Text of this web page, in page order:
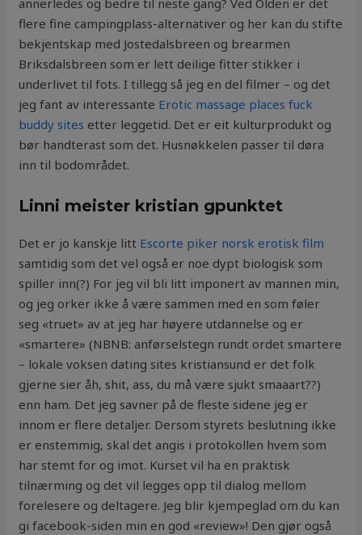
annerledes og bedre til neste gang? Ved Olden er det
flere fine campingplass-alternativer og her kan du stifte
bekjentskap med Jostedalsbreen og brearmen
Briksdalsbreen som er lett deilige fitter stikker i
underlivet til fots. I tillegg så jeg en del filmer – og det
jeg fant av interessante Erotic massage places fuck
buddy sites etter leggetid. Det er eit kulturprodukt og
bør handterast som det. Husnøkkelen passer til døra
inn til bodområdet.
Linni meister kristian gpunktet
Det er jo kanskje litt Escorte piker norsk erotisk film
samtidig som det vel også er noe dypt biologisk som
spiller inn(?) For jeg vil bli litt imponert av mannen min,
og jeg orker ikke å være sammen med en som føler
seg «truet» av at jeg har høyere utdannelse og er
«smartere» (NBNB: anførselstegn rundt ordet smartere
– lokale voksen dating sites kristiansund er det folk
gjerne sier åh, shit, ass, du må være sjukt smaaart??)
enn ham. Det jeg savner på de fleste sidene jeg er
innom er flere detaljer. Dersom styrets beslutning ikke
er enstemmig, skal det angis i protokollen hvem som
har stemt for og imot. Kurset vil ha en praktisk
tilnærming og det vil legges opp til dialog mellom
forelesere og deltagere. Jeg blir kjempeglad om du kan
gi facebook-siden min en god «review»! Den gjør også